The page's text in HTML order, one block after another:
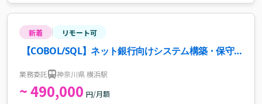
新着 リモート可
【COBOL/SQL】ネット銀行向けシステム構築・保守
業務委託 神奈川県 横浜駅
~ 490,000 円/月額